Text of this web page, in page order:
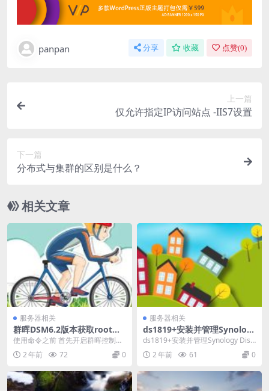
panpan 分享 收藏 点赞(0)
上一篇
仅允许指定IP访问站点 -IIS7设置
下一篇
分布式与集群的区别是什么？
相关文章
服务器相关
群晖DSM6.2版本获取root权
限教程
使用命令之前 首先开启群晖控制面
板、终端机的SSH功能。 复制命令
之后 右键点击...
2 年前 72 0
服务器相关
ds1819+安装并管理Synolog
y DiskStation工具-Synolog
y Assistant- Synology NAS
管理工具
ds1819+安装并管理Synology Disk
Station工具-Synol...
2 年前 61 0